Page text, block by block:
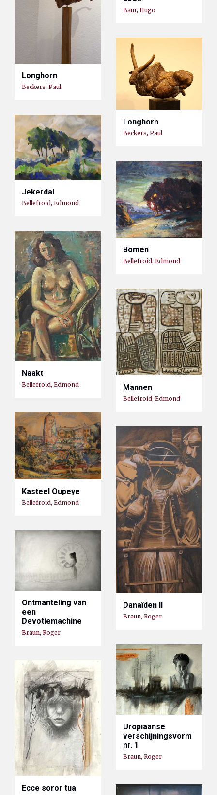
Baur, Hugo
Longhorn
Beckers, Paul
Longhorn
Beckers, Paul
Jekerdal
Bellefroid, Edmond
Bomen
Bellefroid, Edmond
Naakt
Bellefroid, Edmond Mannen
Bellefroid, Edmond
Kasteel Oupeye
Bellefroid, Edmond
Danaïden II
Braun, Roger
Ontmanteling van
een
Devotiemachine
Braun, Roger
Uropiaanse
verschijningsvorm
nr. 1
Braun, Roger
Ecce soror tua